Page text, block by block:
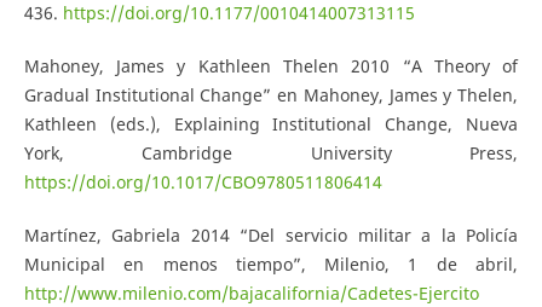
436. https://doi.org/10.1177/0010414007313115
Mahoney, James y Kathleen Thelen 2010 “A Theory of
Gradual Institutional Change” en Mahoney, James y Thelen,
Kathleen (eds.), Explaining Institutional Change, Nueva
York, Cambridge University Press,
https://doi.org/10.1017/CBO9780511806414
Martínez, Gabriela 2014 “Del servicio militar a la Policía
Municipal en menos tiempo”, Milenio, 1 de abril,
http://www.milenio.com/bajacalifornia/Cadetes-Ejercito